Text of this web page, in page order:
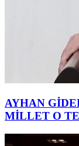
AYHAN
MİLLET O